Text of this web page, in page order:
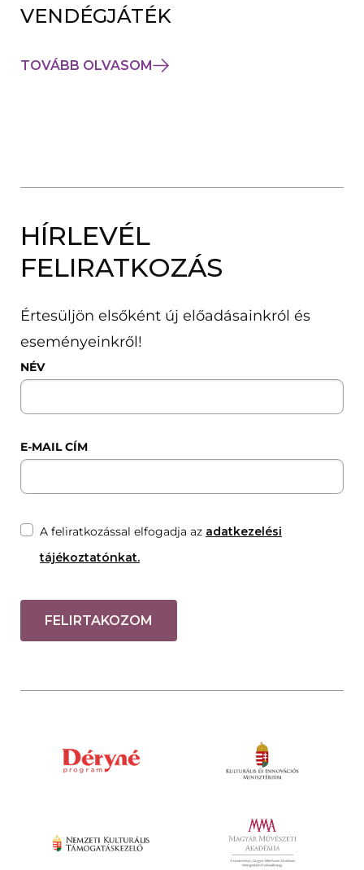
VENDÉGJÁTÉK
TOVÁBB OLVASOM
HÍRLEVÉL
FELIRATKOZÁS
Értesüljön elsőként új előadásainkról és
eseményeinkről!
NÉV
E-MAIL CÍM
A feliratkozással elfogadja az adatkezelési
tájékoztatónkat.
FELIRTAKOZOM